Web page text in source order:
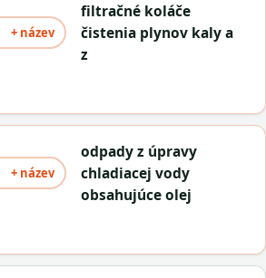
+ název
filtračné koláče
čistenia plynov kaly a
z
+ název
odpady z úpravy
chladiacej vody
obsahujúce olej